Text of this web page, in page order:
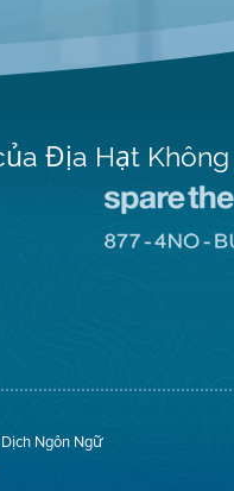
Địa Hạt Không
Dịch Ngôn Ngữ